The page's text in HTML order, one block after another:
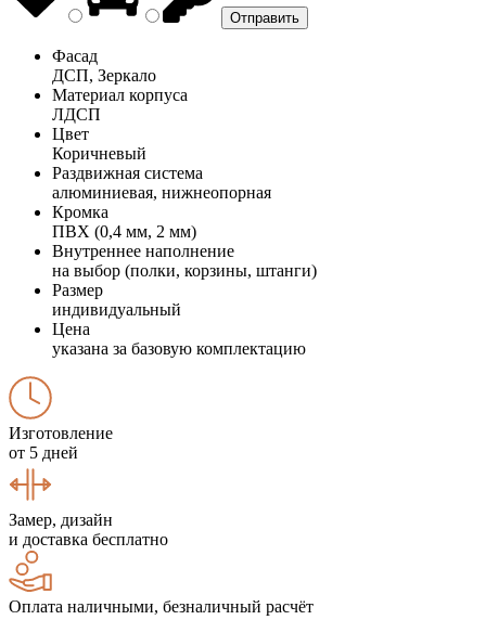
Фасад
ДСП, Зеркало
Материал корпуса
ЛДСП
Цвет
Коричневый
Раздвижная система
алюминиевая, нижнеопорная
Кромка
ПВХ (0,4 мм, 2 мм)
Внутреннее наполнение
на выбор (полки, корзины, штанги)
Размер
индивидуальный
Цена
указана за базовую комплектацию
Изготовление
от 5 дней
Замер, дизайн
и доставка бесплатно
Оплата наличными, безналичный расчёт